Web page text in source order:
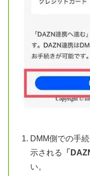
DMM側での手
示される
「
い。